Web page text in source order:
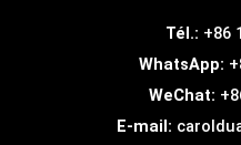
Tél.: +86
WhatsApp:
WeChat:
E-mail: